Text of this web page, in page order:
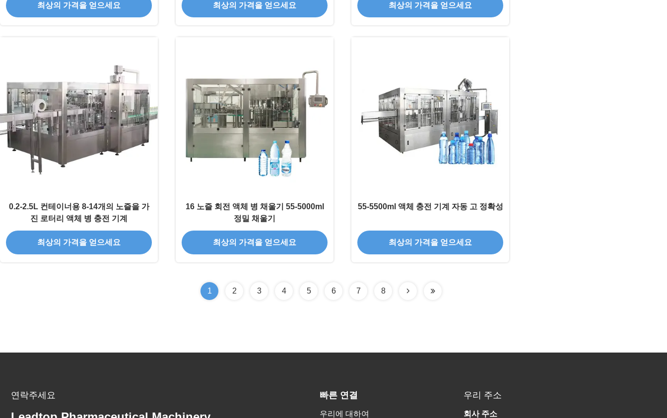
최상의 가격을 얻으세요 최상의 가격을 얻으세요 최상의 가격을 얻으세요
0.2-2.5L 컨테이너용 8-14개의 노즐을 가
진 로터리 액체 병 충전 기계
최상의 가격을 얻으세요
16 노즐 회전 액체 병 채울기 55-5000ml
정밀 채울기
최상의 가격을 얻으세요
55-5500ml 액체 충전 기계 자동 고 정확성
최상의 가격을 얻으세요
1 2 3 4 5 6 7 8
연락주세요 빠른 연결
우리에 대하여
우리 주소
회사 주소